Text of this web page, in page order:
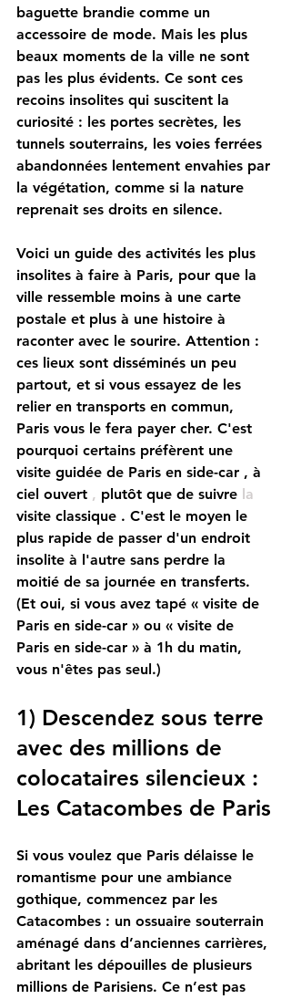
baguette brandie comme un
accessoire de mode. Mais les plus
beaux moments de la ville ne sont
pas les plus évidents. Ce sont ces
recoins insolites qui suscitent la
curiosité : les portes secrètes, les
tunnels souterrains, les voies ferrées
abandonnées lentement envahies par
la végétation, comme si la nature
reprenait ses droits en silence.
Voici un guide des activités les plus
insolites à faire à Paris, pour que la
ville ressemble moins à une carte
postale et plus à une histoire à
raconter avec le sourire. Attention :
ces lieux sont disséminés un peu
partout, et si vous essayez de les
relier en transports en commun,
Paris vous le fera payer cher. C'est
pourquoi certains préfèrent une
visite guidée de Paris en side-car , à
ciel ouvert , plutôt que de suivre la
visite classique . C'est le moyen le
plus rapide de passer d'un endroit
insolite à l'autre sans perdre la
moitié de sa journée en transferts.
(Et oui, si vous avez tapé « visite de
Paris en side-car » ou « visite de
Paris en side-car » à 1h du matin,
vous n'êtes pas seul.)
1) Descendez sous terre
avec des millions de
colocataires silencieux :
Les Catacombes de Paris
Si vous voulez que Paris délaisse le
romantisme pour une ambiance
gothique, commencez par les
Catacombes : un ossuaire souterrain
aménagé dans d’anciennes carrières,
abritant les dépouilles de plusieurs
millions de Parisiens. Ce n’est pas